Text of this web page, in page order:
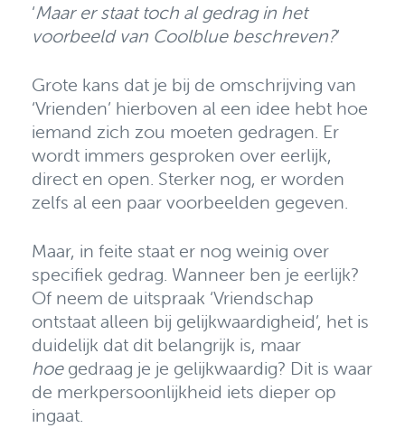
‘Maar er staat toch al gedrag in het
voorbeeld van Coolblue beschreven?’
Grote kans dat je bij de omschrijving van
‘Vrienden’ hierboven al een idee hebt hoe
iemand zich zou moeten gedragen. Er
wordt immers gesproken over eerlijk,
direct en open. Sterker nog, er worden
zelfs al een paar voorbeelden gegeven.
Maar, in feite staat er nog weinig over
specifiek gedrag. Wanneer ben je eerlijk?
Of neem de uitspraak ‘Vriendschap
ontstaat alleen bij gelijkwaardigheid’, het is
duidelijk dat dit belangrijk is, maar
hoe gedraag je je gelijkwaardig? Dit is waar
de merkpersoonlijkheid iets dieper op
ingaat.